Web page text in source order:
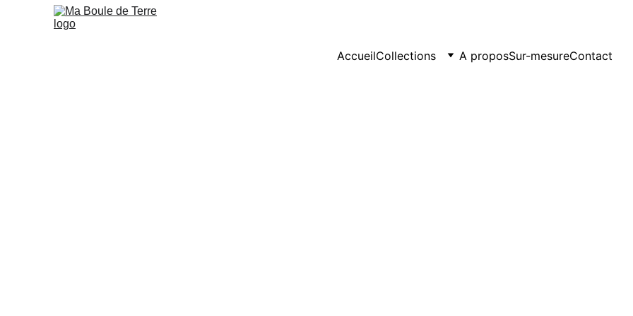
AccueilCollections A proposSur-mesureContact